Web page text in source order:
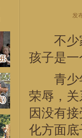
发
不少家
孩子是
青少年
荣辱，
因没有
化方面